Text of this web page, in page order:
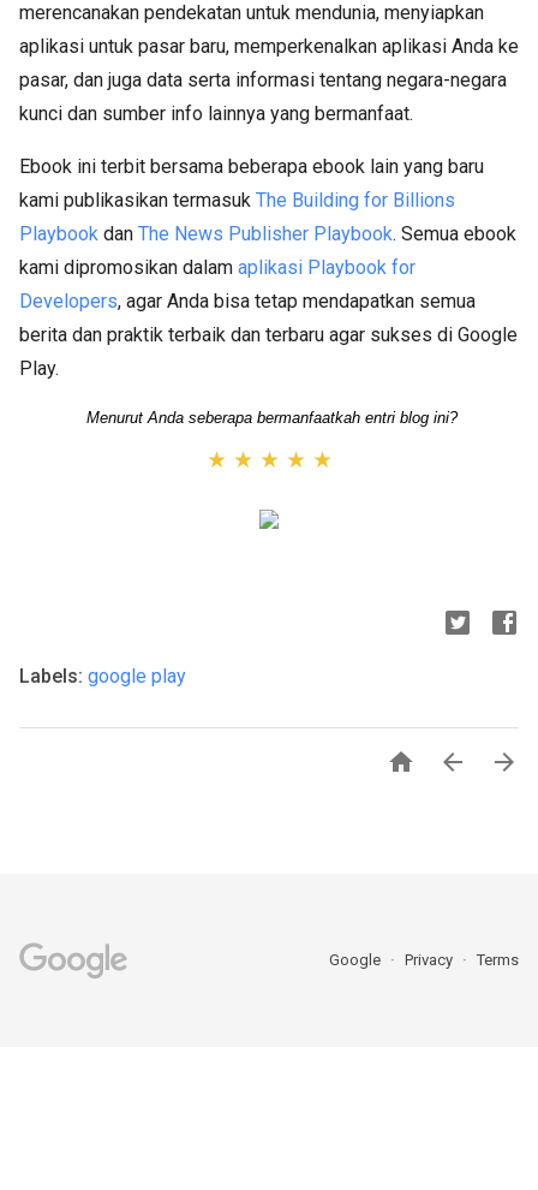
merencanakan pendekatan untuk mendunia, menyiapkan
aplikasi untuk pasar baru, memperkenalkan aplikasi Anda ke
pasar, dan juga data serta informasi tentang negara-negara
kunci dan sumber info lainnya yang bermanfaat.
Ebook ini terbit bersama beberapa ebook lain yang baru
kami publikasikan termasuk The Building for Billions
Playbook dan The News Publisher Playbook. Semua ebook
kami dipromosikan dalam aplikasi Playbook for
Developers, agar Anda bisa tetap mendapatkan semua
berita dan praktik terbaik dan terbaru agar sukses di Google
Play.
Menurut Anda seberapa bermanfaatkah entri blog ini?
★ ★ ★ ★ ★
Labels: google play
  
Google Privacy Terms